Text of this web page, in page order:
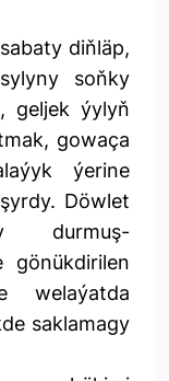
diňläp,
soňky
geljek ýylyň
gowaça
ýerine
Döwlet
durmuş-
gönükdirilen
welaýatda
saklamagy